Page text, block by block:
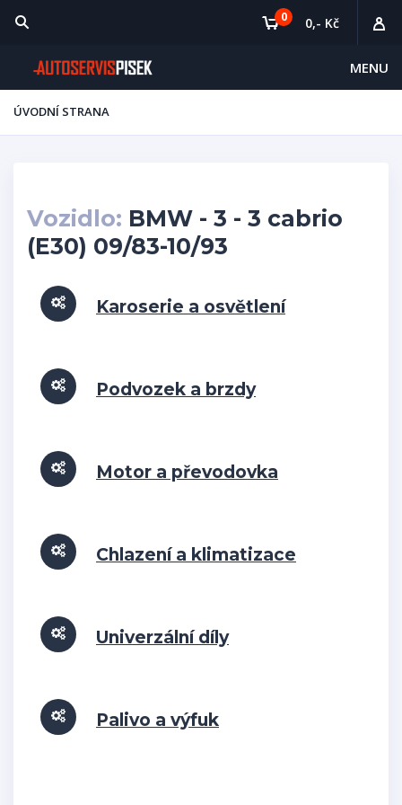
MENU
0 0,- Kč
ÚVODNÍ STRANA
Vozidlo: BMW - 3 - 3 cabrio
(E30) 09/83-10/93
Karoserie a osvětlení
Podvozek a brzdy
Motor a převodovka
Chlazení a klimatizace
Univerzální díly
Palivo a výfuk